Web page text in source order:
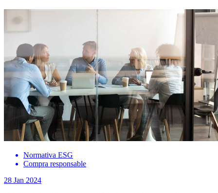
Normativa ESG
Compra responsable
28 Jan 2024